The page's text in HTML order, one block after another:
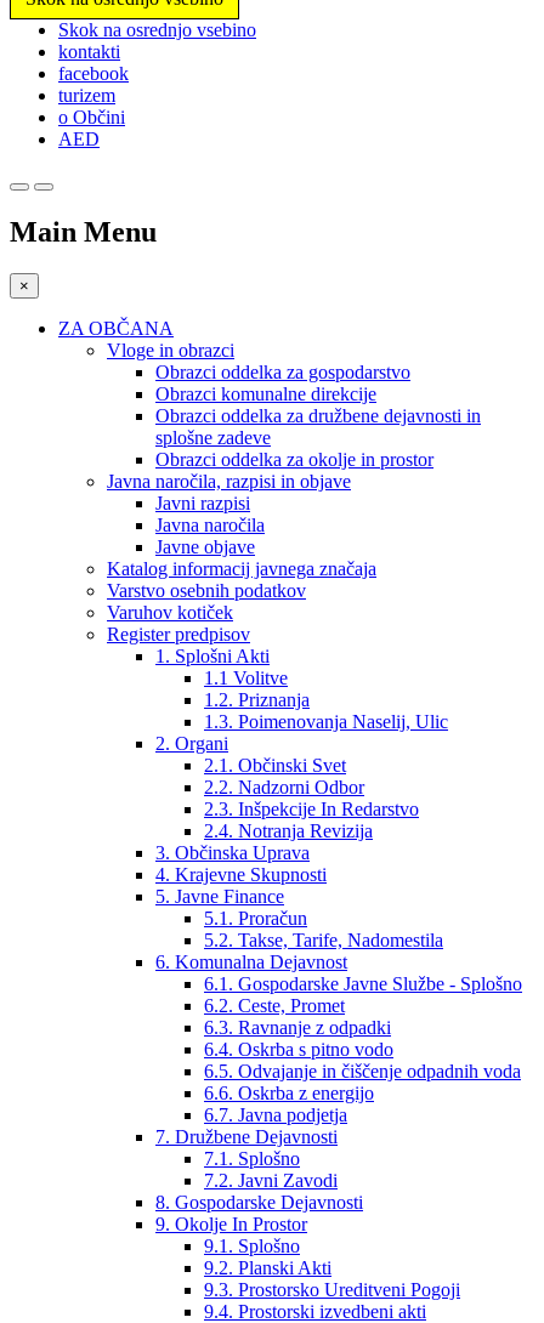
Prosimo,
upoštevajte:
spletno
mesto
vključuje
sistem
Skok na osrednjo vsebino
kontakti
facebook
turizem
o Občini
AED
Main Menu
×
ZA OBČANA
Vloge in obrazci
Obrazci oddelka za gospodarstvo
Obrazci komunalne direkcije
Obrazci oddelka za družbene dejavnosti in
splošne zadeve
Obrazci oddelka za okolje in prostor
Javna naročila, razpisi in objave
Javni razpisi
Javna naročila
Javne objave
Katalog informacij javnega značaja
Varstvo osebnih podatkov
Varuhov kotiček
Register predpisov
1. Splošni Akti
1.1 Volitve
1.2. Priznanja
1.3. Poimenovanja Naselij, Ulic
2. Organi
2.1. Občinski Svet
2.2. Nadzorni Odbor
2.3. Inšpekcije In Redarstvo
2.4. Notranja Revizija
3. Občinska Uprava
4. Krajevne Skupnosti
5. Javne Finance
5.1. Proračun
5.2. Takse, Tarife, Nadomestila
6. Komunalna Dejavnost
6.1. Gospodarske Javne Službe - Splošno
6.2. Ceste, Promet
6.3. Ravnanje z odpadki
6.4. Oskrba s pitno vodo
6.5. Odvajanje in čiščenje odpadnih voda
6.6. Oskrba z energijo
6.7. Javna podjetja
7. Družbene Dejavnosti
7.1. Splošno
7.2. Javni Zavodi
8. Gospodarske Dejavnosti
9. Okolje In Prostor
9.1. Splošno
9.2. Planski Akti
9.3. Prostorsko Ureditveni Pogoji
9.4. Prostorski izvedbeni akti